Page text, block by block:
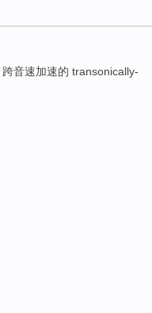
跨音速加速的 transonically-